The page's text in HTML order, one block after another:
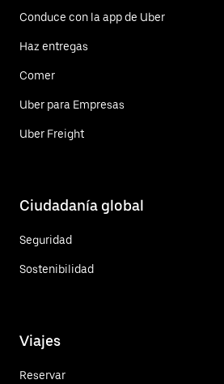
Conduce con la app de Uber
Haz entregas
Comer
Uber para Empresas
Uber Freight
Ciudadanía global
Seguridad
Sostenibilidad
Viajes
Reservar